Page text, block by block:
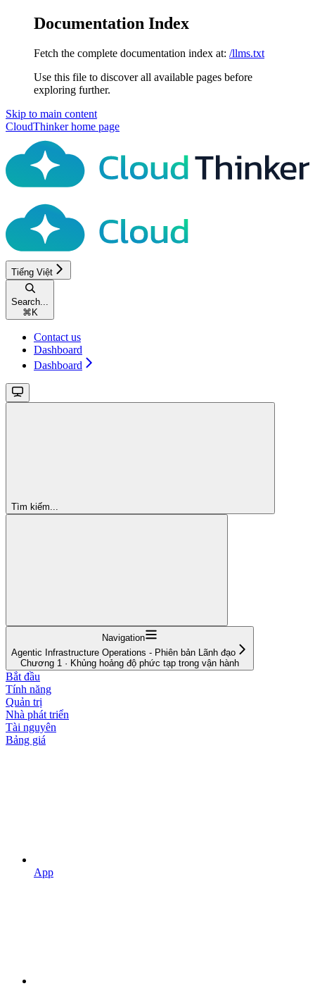
Documentation Index
Fetch the complete documentation index at: /llms.txt
Use this file to discover all available pages before
exploring further.
Skip to main content
CloudThinkerhome page
Tiếng Việt
Search...
⌘K
Contact us
Dashboard
Dashboard
Tìm kiếm...
Navigation
Agentic Infrastructure Operations - Phiên bản Lãnh đạo
Chương 1 · Khủng hoảng độ phức tạp trong vận hành
Bắt đầu
Tính năng
Quản trị
Nhà phát triển
Tài nguyên
Bảng giá
App